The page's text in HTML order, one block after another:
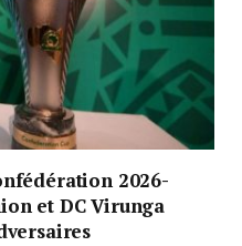
2026-
et DC Virunga